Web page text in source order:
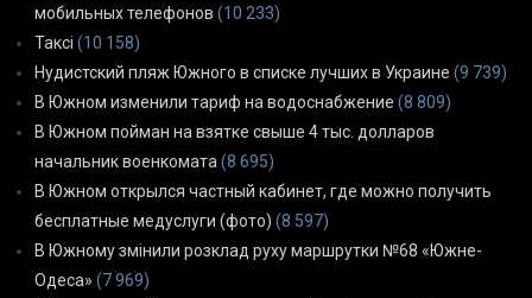
мобильных телефонов (10 233)
Таксі (10 158)
Нудистский пляж Южного в списке лучших в Украине (9 739)
В Южном изменили тариф на водоснабжение (8 809)
В Южном пойман на взятке свыше 4 тыс. долларов
начальник военкомата (8 695)
В Южном открылся частный кабинет, где можно получить
бесплатные медуслуги (фото) (8 597)
В Южному змінили розклад руху маршрутки №68 «Южне-
Одеса» (7 969)